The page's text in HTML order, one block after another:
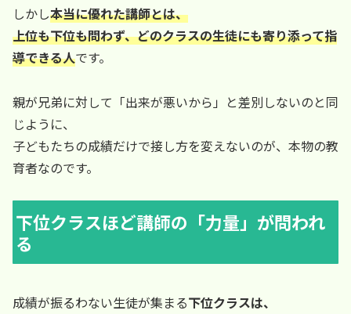
しかし本当に優れた講師とは、
上位も下位も問わず、どのクラスの生徒にも寄り添って指
導できる人です。
親が兄弟に対して「出来が悪いから」と差別しないのと同
じように、
子どもたちの成績だけで接し方を変えないのが、本物の教
育者なのです。
下位クラスほど講師の「力量」が問われ
る
成績が振るわない生徒が集まる下位クラスは、